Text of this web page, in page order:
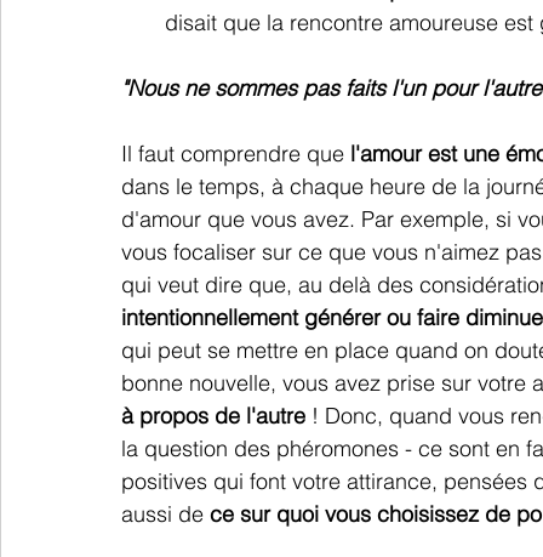
disait que la rencontre amoureuse
"Nous ne sommes pas faits l'un pour
Il faut comprendre que l'amour est une
dans le temps, à chaque heure de la
d'amour que vous avez. Par exemple, si
vous focaliser sur ce que vous n'aimez
qui veut dire que, au delà des
intentionnellement générer ou faire
qui peut se mettre en place quand on
bonne nouvelle, vous avez prise sur votre
à propos de l'autre ! Donc, quand vous
la question des phéromones - ce sont en
positives qui font votre attirance,
aussi de ce sur quoi vous choisissez de